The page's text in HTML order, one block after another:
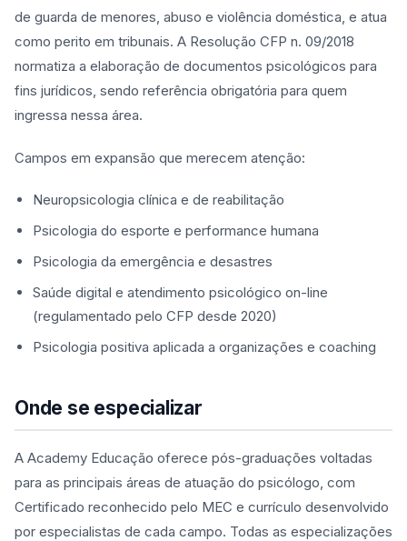
de guarda de menores, abuso e violência doméstica, e atua
como perito em tribunais. A Resolução CFP n. 09/2018
normatiza a elaboração de documentos psicológicos para
fins jurídicos, sendo referência obrigatória para quem
ingressa nessa área.
Campos em expansão que merecem atenção:
Neuropsicologia clínica e de reabilitação
Psicologia do esporte e performance humana
Psicologia da emergência e desastres
Saúde digital e atendimento psicológico on-line
(regulamentado pelo CFP desde 2020)
Psicologia positiva aplicada a organizações e coaching
Onde se especializar
A Academy Educação oferece pós-graduações voltadas
para as principais áreas de atuação do psicólogo, com
Certificado reconhecido pelo MEC e currículo desenvolvido
por especialistas de cada campo. Todas as especializações